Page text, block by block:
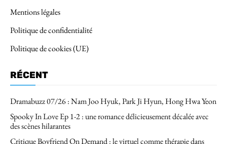
Mentions légales
Politique de confidentialité
Politique de cookies (UE)
RÉCENT
Dramabuzz 07/26 : Nam Joo Hyuk, Park Ji Hyun, Hong Hwa Yeon
Spooky In Love Ep 1-2 : une romance délicieusement décalée avec
des scènes hilarantes
Critique Boyfriend On Demand : le virtuel comme thérapie dans